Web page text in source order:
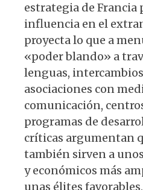
estrategia de Francia
influencia en el
proyecta lo que a
«poder blando» a
lenguas,
asociaciones con
comunicación,
programas de
críticas argumentan
también sirven a
y económicos más
unas élites